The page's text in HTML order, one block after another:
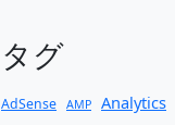
タグ
AdSense AMP Analytics